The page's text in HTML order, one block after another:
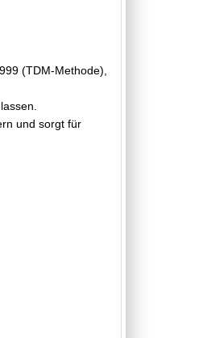
(TDM-Methode),
und sorgt für